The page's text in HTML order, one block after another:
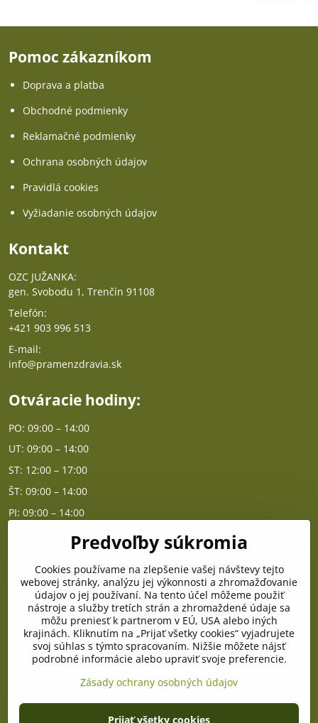
Pomoc zákazníkom
Doprava a platba
Obchodné podmienky
Reklamačné podmienky
Ochrana osobných údajov
Pravidlá cookies
Vyžiadanie osobných údajov
Kontakt
OZC JUŽANKA:
gen. Svobodu 1, Trenčín 91108
Telefón:
+421 903 996 513
E-mail:
info@pramenzdravia.sk
Otváracie hodiny:
PO: 09:00 – 14:00
UT: 09:00 – 14:00
ST: 12:00 – 17:00
ŠT: 09:00 – 14:00
PI: 09:00 – 14:00
PO - PIA od 10:00 do 14:00
Telefón poradňa:
+421 903 996 513
E-mail:
poradna@pramenzdravia.sk
©2026Copyright
Predvoľby súkromia
Cookies používame na zlepšenie vašej návštevy tejto
webovej stránky, analýzu jej výkonnosti a zhromažďovanie
údajov o jej používaní. Na tento účel môžeme použiť
nástroje a služby tretích strán a zhromaždené údaje sa
môžu preniesť k partnerom v EÚ, USA alebo iných
krajinách. Kliknutím na „Prijať všetky cookies“ vyjadrujete
svoj súhlas s týmto spracovaním. Nižšie môžete nájsť
podrobné informácie alebo upraviť svoje preferencie.
Zásady ochrany osobných údajov
Prijať všetky cookies